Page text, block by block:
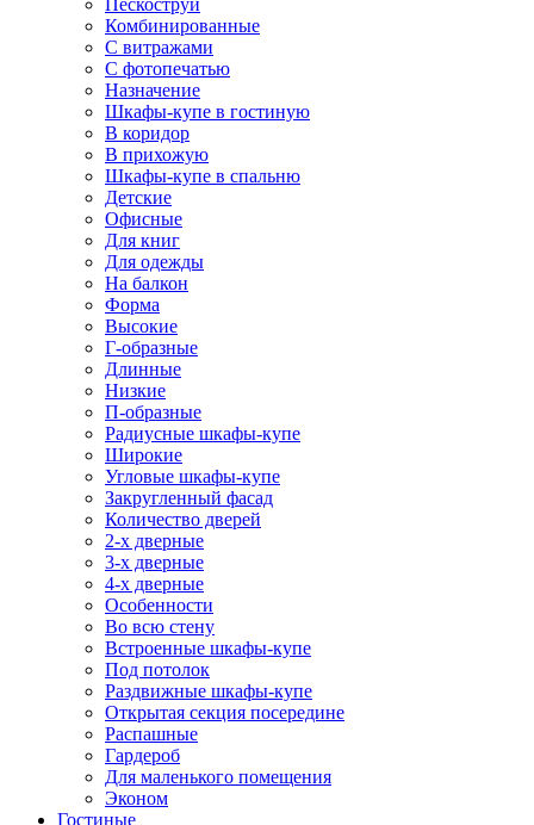
Пескоструй
Комбинированные
С витражами
С фотопечатью
Назначение
Шкафы-купе в гостиную
В коридор
В прихожую
Шкафы-купе в спальню
Детские
Офисные
Для книг
Для одежды
На балкон
Форма
Высокие
Г-образные
Длинные
Низкие
П-образные
Радиусные шкафы-купе
Широкие
Угловые шкафы-купе
Закругленный фасад
Количество дверей
2-х дверные
3-х дверные
4-х дверные
Особенности
Во всю стену
Встроенные шкафы-купе
Под потолок
Раздвижные шкафы-купе
Открытая секция посередине
Распашные
Гардероб
Для маленького помещения
Эконом
Гостиные